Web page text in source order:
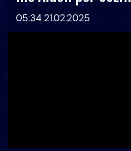
05:34 21.02.2025